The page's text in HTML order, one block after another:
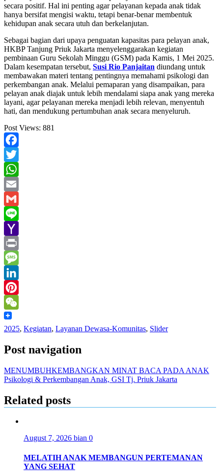
secara positif. Hal ini penting agar pelayanan kepada anak tidak
hanya bersifat mengisi waktu, tetapi benar-benar membentuk
kehidupan anak secara utuh dan berkelanjutan.
Sebagai bagian dari upaya penguatan kapasitas para pelayan anak,
HKBP Tanjung Priuk Jakarta menyelenggarakan kegiatan
pembinaan Guru Sekolah Minggu (GSM) pada Kamis, 1 Mei 2025.
Dalam kesempatan tersebut, Susi Rio Panjaitan diundang untuk
membawakan materi tentang pentingnya memahami psikologi dan
perkembangan anak. Melalui pemaparan yang disampaikan, para
pelayan anak diajak untuk lebih mendalami siapa anak yang mereka
layani, agar pelayanan mereka menjadi lebih relevan, menyentuh
hati, dan mendukung pertumbuhan anak secara menyeluruh.
Post Views: 881
Facebook
Twitter
WhatsApp
Email
Gmail
Line
Yahoo
Mail
Print
Message
LinkedIn
Pinterest
WeChat
2025, Kegiatan, Layanan Dewasa-Komunitas, Slider
Post navigation
MENUMBUHKEMBANGKAN MINAT BACA PADA ANAK
Psikologi & Perkembangan Anak, GSI Tj. Priuk Jakarta
Related posts
August 7, 2026 bian 0
MELATIH ANAK MEMBANGUN PERTEMANAN
YANG SEHAT